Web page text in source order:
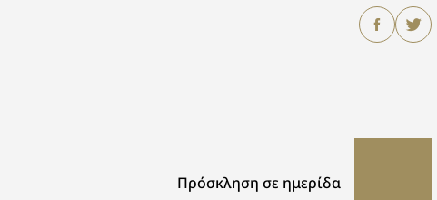
Πρόσκληση σε ημερίδα